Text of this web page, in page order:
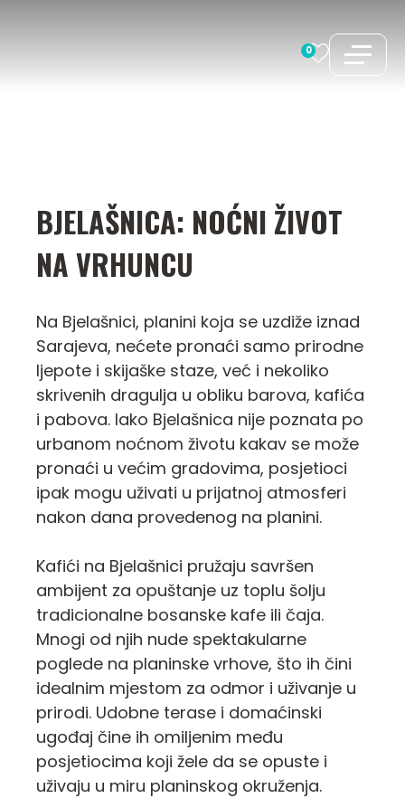
0
BJELAŠNICA: NOĆNI ŽIVOT
NA VRHUNCU
Na Bjelašnici, planini koja se uzdiže iznad
Sarajeva, nećete pronaći samo prirodne
ljepote i skijaške staze, već i nekoliko
skrivenih dragulja u obliku barova, kafića
i pabova. Iako Bjelašnica nije poznata po
urbanom noćnom životu kakav se može
pronaći u većim gradovima, posjetioci
ipak mogu uživati u prijatnoj atmosferi
nakon dana provedenog na planini.
Kafići na Bjelašnici pružaju savršen
ambijent za opuštanje uz toplu šolju
tradicionalne bosanske kafe ili čaja.
Mnogi od njih nude spektakularne
poglede na planinske vrhove, što ih čini
idealnim mjestom za odmor i uživanje u
prirodi. Udobne terase i domaćinski
ugođaj čine ih omiljenim među
posjetiocima koji žele da se opuste i
uživaju u miru planinskog okruženja.